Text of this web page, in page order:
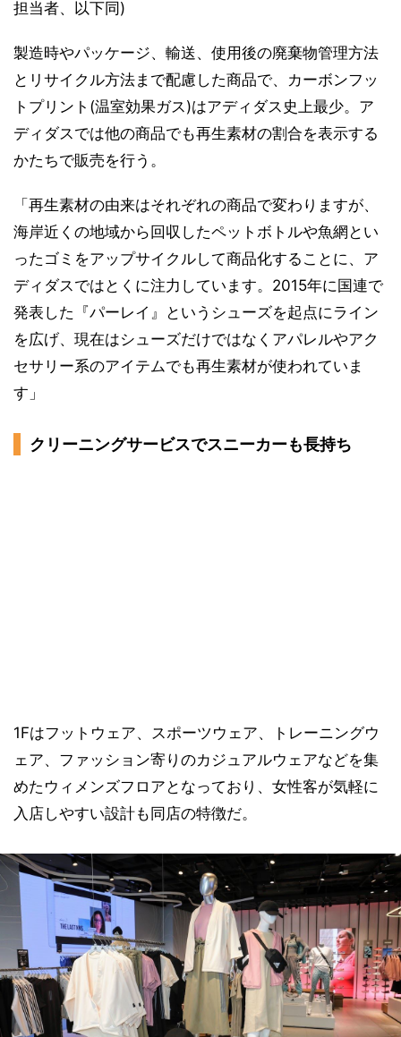
担当者、以下同)
製造時やパッケージ、輸送、使用後の廃棄物管理方法
とリサイクル方法まで配慮した商品で、カーボンフッ
トプリント(温室効果ガス)はアディダス史上最少。ア
ディダスでは他の商品でも再生素材の割合を表示する
かたちで販売を行う。
「再生素材の由来はそれぞれの商品で変わりますが、
海岸近くの地域から回収したペットボトルや魚網とい
ったゴミをアップサイクルして商品化することに、ア
ディダスではとくに注力しています。2015年に国連で
発表した『パーレイ』というシューズを起点にライン
を広げ、現在はシューズだけではなくアパレルやアク
セサリー系のアイテムでも再生素材が使われていま
す」
クリーニングサービスでスニーカーも長持ち
1Fはフットウェア、スポーツウェア、トレーニングウ
ェア、ファッション寄りのカジュアルウェアなどを集
めたウィメンズフロアとなっており、女性客が気軽に
入店しやすい設計も同店の特徴だ。